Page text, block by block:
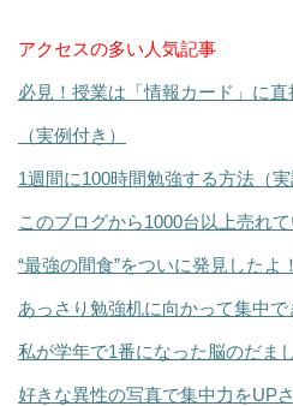
アクセスの多い人気記事
必見！授業は「情報カード」に
（実例付き）
1週間に100時間勉強する方法（実
このブログから1000台以上売れ
“最強の間食”をついに発見したよ！
あっさり勉強机に向かって集中
私が学年で1番になった脳のだま
好きな異性の写真で集中力をUP